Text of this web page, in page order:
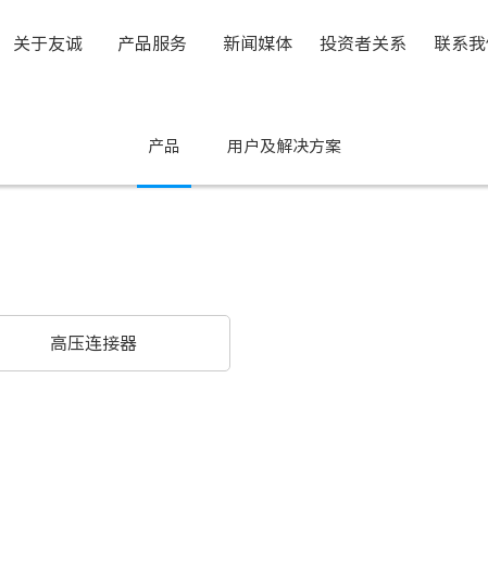
关于友诚 产品服务 新闻媒体 投资者关系 联系
产品 用户及解决方案
高压连接器